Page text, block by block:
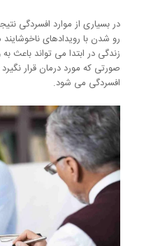
در بسیاری از موارد افسردگی
رو شدن با رویدادهای
زندگی در ابتدا می تواند باعث
صورتی که مورد درمان قرار
افسردگی می شود.